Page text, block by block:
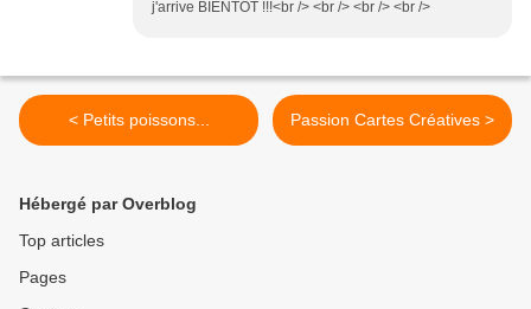
j'arrive BIENTÔT !!!<br /> <br /> <br /> <br />
< Petits poissons... Passion Cartes Créatives >
Hébergé par Overblog
Top articles
Pages